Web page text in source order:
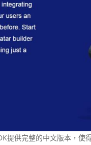
提供完整的中文版本，使